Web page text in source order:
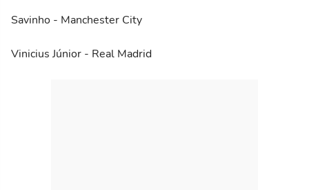
Savinho - Manchester City
Vinicius Júnior - Real Madrid